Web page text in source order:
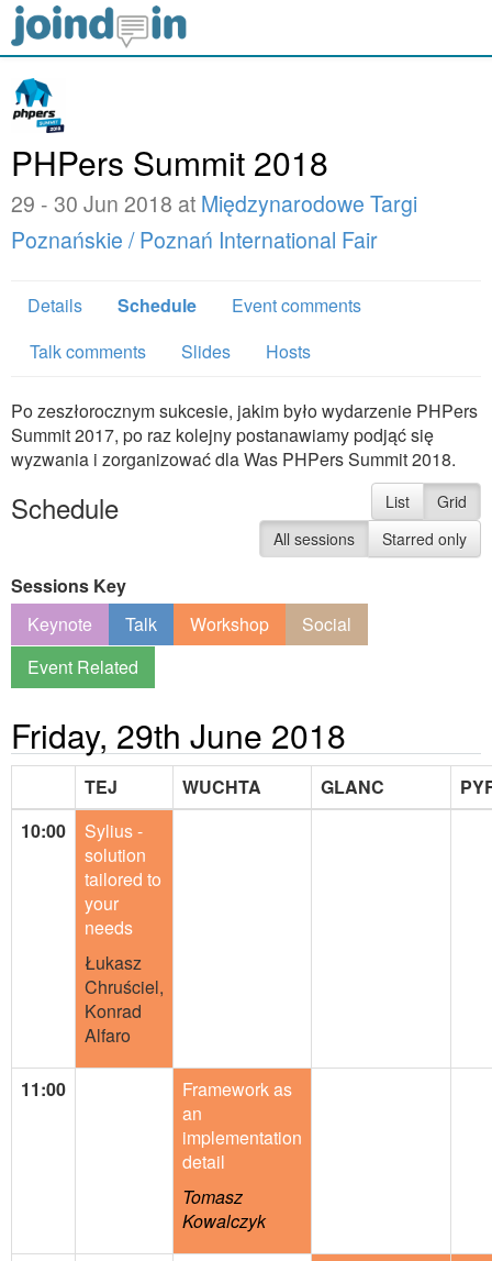
PHPers Summit 2018
29 - 30 Jun 2018 at Międzynarodowe Targi
Poznańskie / Poznań International Fair
Details Schedule
Event comments
Talk comments
Slides Hosts
Po zeszłorocznym sukcesie, jakim było wydarzenie PHPers
Summit 2017, po raz kolejny postanawiamy podjąć się
wyzwania i zorganizować dla Was PHPers Summit 2018.
Schedule List
Grid
All sessions
Starred only
Sessions Key
Keynote
Talk Workshop
Social
Event Related
Friday, 29th June 2018
TEJ WUCHTA GLANC
10:00
Sylius -
solution
tailored to
your
needs
Łukasz
Chruściel,
Konrad
Alfaro
11:00
Framework as
an
implementation
detail
Tomasz
Kowalczyk